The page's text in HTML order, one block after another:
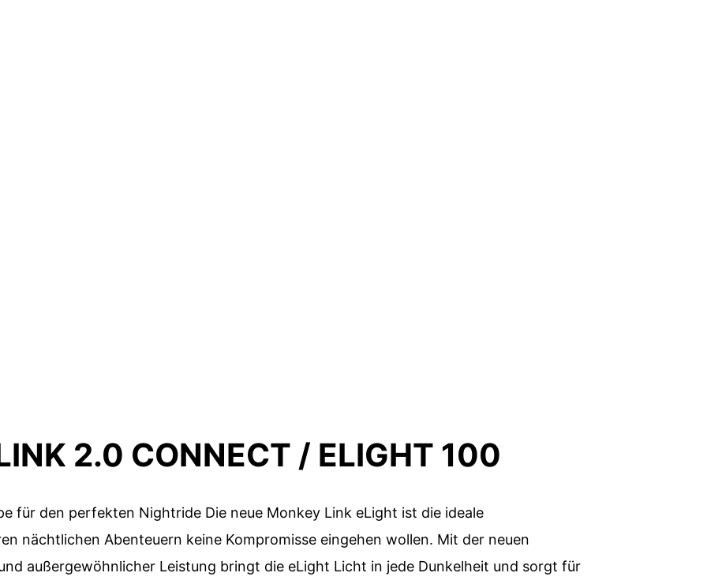
2.0 CONNECT / ELIGHT 100
für den perfekten Nightride Die neue Monkey Link eLight ist die ideale
nächtlichen Abenteuern keine Kompromisse eingehen wollen. Mit der neuen
außergewöhnlicher Leistung bringt die eLight Licht in jede Dunkelheit und sorgt für